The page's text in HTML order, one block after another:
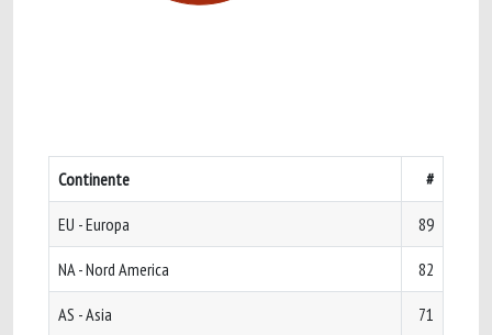
Continente #
EU - Europa 89
NA - Nord America 82
AS - Asia 71